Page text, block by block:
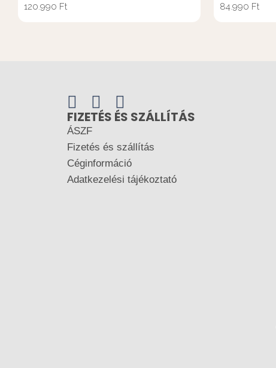
120.990 Ft 84.990 Ft
FIZETÉS ÉS SZÁLLÍTÁS
ÁSZF
Fizetés és szállítás
Céginformáció
Adatkezelési tájékoztató